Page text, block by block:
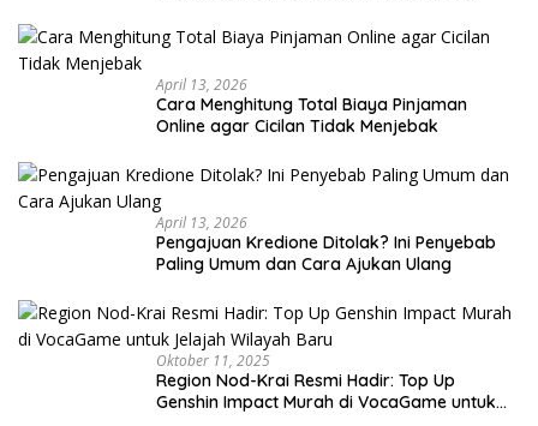
April 13, 2026
Cara Menghitung Total Biaya Pinjaman
Online agar Cicilan Tidak Menjebak
April 13, 2026
Pengajuan Kredione Ditolak? Ini Penyebab
Paling Umum dan Cara Ajukan Ulang
Oktober 11, 2025
Region Nod-Krai Resmi Hadir: Top Up
Genshin Impact Murah di VocaGame untuk